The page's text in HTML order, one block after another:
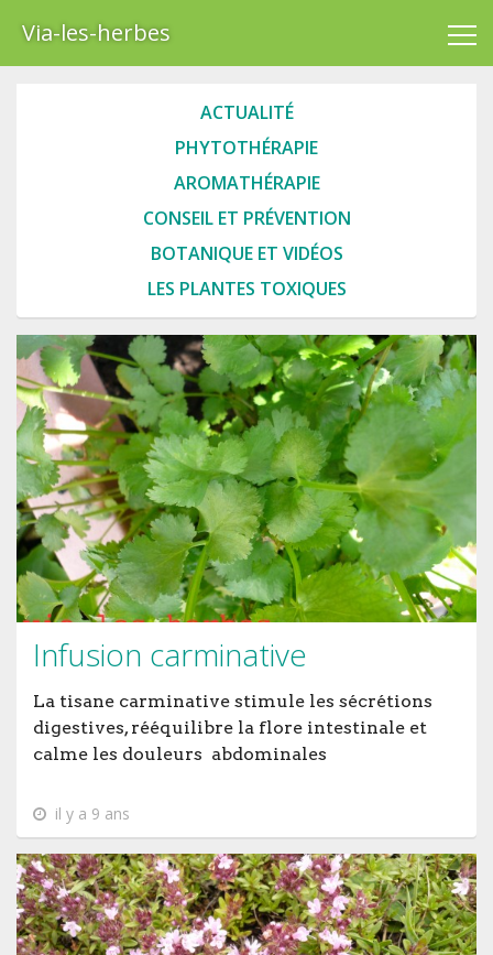
Via-les-herbes
ACTUALITÉ
PHYTOTHÉRAPIE
AROMATHÉRAPIE
CONSEIL ET PRÉVENTION
BOTANIQUE ET VIDÉOS
LES PLANTES TOXIQUES
Infusion carminative
La tisane carminative stimule les sécrétions
digestives, rééquilibre la flore intestinale et
calme les douleurs abdominales
il y a 9 ans